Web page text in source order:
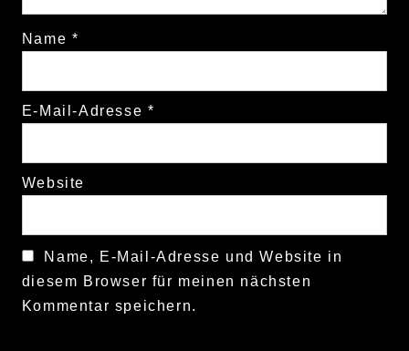
Name *
E-Mail-Adresse *
Website
Name, E-Mail-Adresse und Website in
diesem Browser für meinen nächsten
Kommentar speichern.